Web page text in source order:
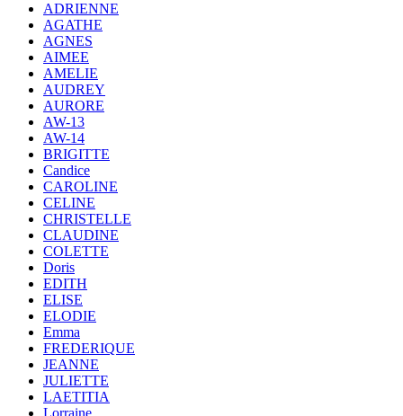
ADRIENNE
AGATHE
AGNES
AIMEE
AMELIE
AUDREY
AURORE
AW-13
AW-14
BRIGITTE
Candice
CAROLINE
CELINE
CHRISTELLE
CLAUDINE
COLETTE
Doris
EDITH
ELISE
ELODIE
Emma
FREDERIQUE
JEANNE
JULIETTE
LAETITIA